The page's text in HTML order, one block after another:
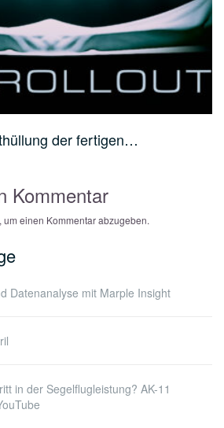
der fertigen…
Kommentar
um einen Kommentar abzugeben.
Datenanalyse mit Marple Insight
in der Segelflugleistung? AK-11